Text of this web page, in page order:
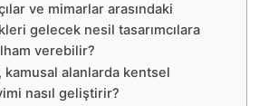
ve mimarlar arasındaki
gelecek nesil tasarımcılara
verebilir?
kamusal alanlarda kentsel
nasıl geliştirir?